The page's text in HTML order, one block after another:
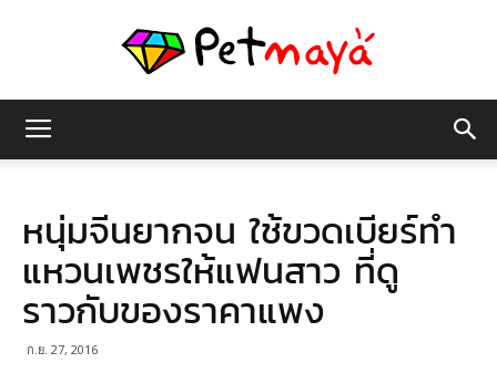
มายา
หนุ่มจีนยากจน ใช้ขวดเบียร์ทำ
แหวนเพชรให้แฟนสาว ที่ดู
ราวกับของราคาแพง
ก.ย. 27, 2016